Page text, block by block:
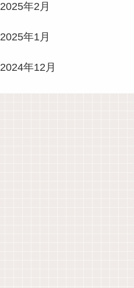
2025年2月
2025年1月
2024年12月